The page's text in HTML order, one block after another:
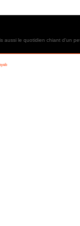
aussi le quotidien chiant d'un
.